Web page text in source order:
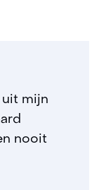
uit mijn
nooit